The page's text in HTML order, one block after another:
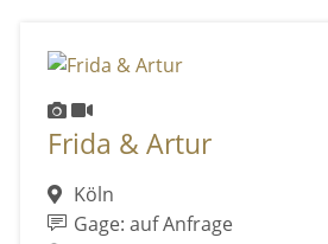
Frida & Artur
Köln
Gage: auf Anfrage